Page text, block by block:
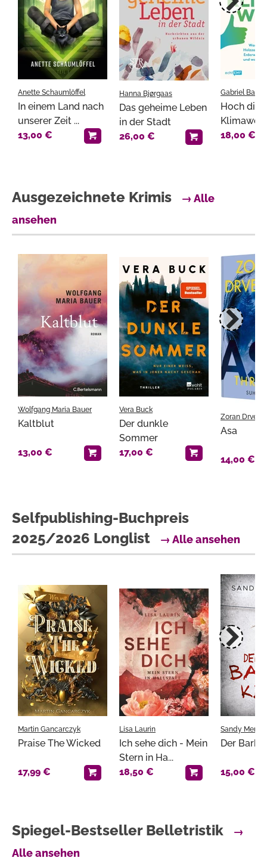
Anette Schaumlöffel
In einem Land nach
unserer Zeit ...
13,00 €
Hanna Bjørgaas
Das geheime Leben
in der Stadt
26,00 €
Gabriel
Hoch die
18,00 €
Ausgezeichnete Krimis
→ Alle
ansehen
Wolfgang Maria Bauer
Kaltblut
13,00 €
Vera Buck
Der dunkle
Sommer
17,00 €
Zoran
Asa
14,00 €
Selfpublishing-Buchpreis
2025/2026 Longlist
→ Alle ansehen
Martin Gancarczyk
Praise The Wicked
17,99 €
Lisa Laurin
Ich sehe dich - Mein
Stern in Ha...
18,50 €
Sandy
Der
15,00 €
Spiegel-Bestseller Belletristik
→
Alle ansehen